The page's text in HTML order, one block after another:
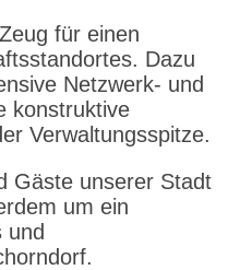
für einen
Dazu
Netzwerk- und
konstruktive
Verwaltungsspitze.
Gäste unserer Stadt
um ein
und